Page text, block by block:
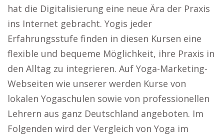
hat die Digitalisierung eine neue Ära der Praxis
ins Internet gebracht. Yogis jeder
Erfahrungsstufe finden in diesen Kursen eine
flexible und bequeme Möglichkeit, ihre Praxis in
den Alltag zu integrieren. Auf Yoga-Marketing-
Webseiten wie unserer werden Kurse von
lokalen Yogaschulen sowie von professionellen
Lehrern aus ganz Deutschland angeboten. Im
Folgenden wird der Vergleich von Yoga im